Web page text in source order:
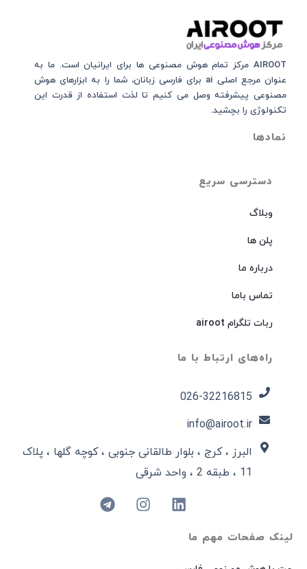
لینک صفحات مهم ما
دسترسی سریع
وبلاگ
پلن ها
درباره ما
تماس باما
ربات تلگرام airoot
راه‌های ارتباط با ما
026-32216815​
info@airoot.ir
البرز ، کرج ، بلوار طالقانی جنوبی ، کوچه گلها ، پلاک
11 ، طبقه 2 ، واحد شرقی
AIROOT مرکز تمام هوش مصنوعی‌‌‌ ها برای ایرانیان است. ما به
عنوان مرجع اصلی ai برای فارسی زبانان، شما را به ابزارهای هوش
مصنوعی پیشرفته وصل می کنیم تا لذت استفاده از قدرت این
تکنولوژی را بچشید.
نمادها